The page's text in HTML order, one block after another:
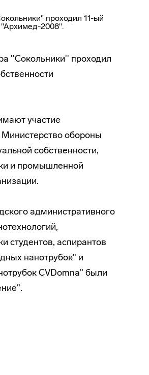
''Сокольники'' проходил
участие
обороны
собственности,
и промышленной
административного
студентов, аспирантов
нанотрубок" и
CVDomna" были